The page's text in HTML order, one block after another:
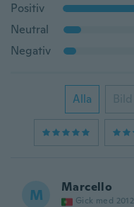
Positiv
Neutral
Negativ
Alla Bild
M Marcello
Gick med 2012